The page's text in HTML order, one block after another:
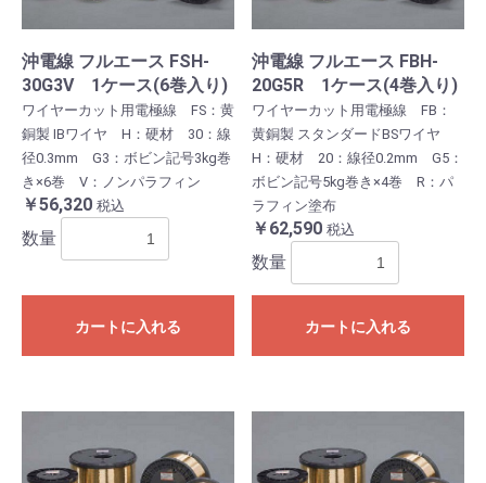
沖電線 フルエース FSH-
30G3V 1ケース(6巻入り)
ワイヤーカット用電極線 FS：黄
銅製 IBワイヤ H：硬材 30：線
径0.3mm G3：ボビン記号3kg巻
き×6巻 V：ノンパラフィン
￥56,320 税込
数量
カートに入れる
沖電線 フルエース FBH-
20G5R 1ケース(4巻入り)
ワイヤーカット用電極線 FB：
黄銅製 スタンダードBSワイヤ
H：硬材 20：線径0.2mm G5：
ボビン記号5kg巻き×4巻 R：パ
ラフィン塗布
￥62,590 税込
数量
カートに入れる